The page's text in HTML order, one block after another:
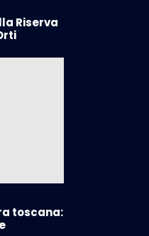
Riserva
toscana: